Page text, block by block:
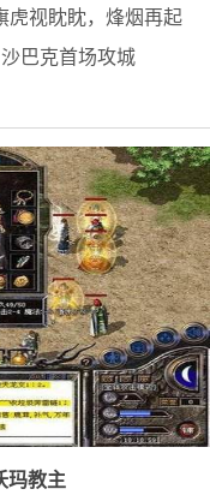
虎视眈眈，烽烟再起
沙巴克首场攻城
玛教主